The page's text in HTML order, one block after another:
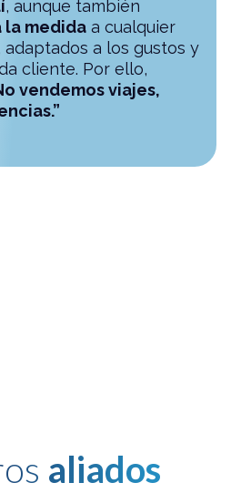
, aunque también
la medida a cualquier
a los gustos y
cliente. Por ello,
vendemos viajes,
aliados